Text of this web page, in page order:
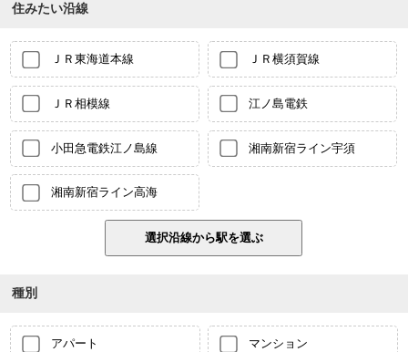
住みたい沿線
ＪＲ東海道本線 ＪＲ横須賀線
ＪＲ相模線 江ノ島電鉄
小田急電鉄江ノ島線 湘南新宿ライン宇須
湘南新宿ライン高海
種別
アパート マンション